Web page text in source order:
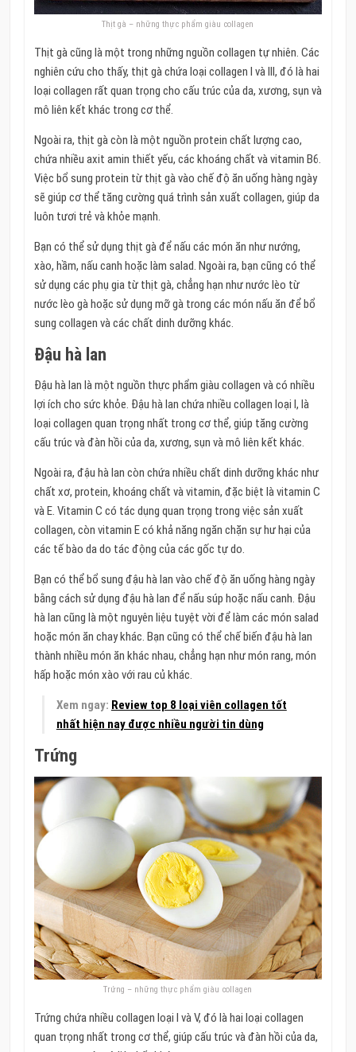
Thịt gà – những thực phẩm giàu collagen
Thịt gà cũng là một trong những nguồn collagen tự nhiên. Các
nghiên cứu cho thấy, thịt gà chứa loại collagen I và III, đó là hai
loại collagen rất quan trọng cho cấu trúc của da, xương, sụn và
mô liên kết khác trong cơ thể.
Ngoài ra, thịt gà còn là một nguồn protein chất lượng cao,
chứa nhiều axit amin thiết yếu, các khoáng chất và vitamin B6.
Việc bổ sung protein từ thịt gà vào chế độ ăn uống hàng ngày
sẽ giúp cơ thể tăng cường quá trình sản xuất collagen, giúp da
luôn tươi trẻ và khỏe mạnh.
Bạn có thể sử dụng thịt gà để nấu các món ăn như nướng,
xào, hầm, nấu canh hoặc làm salad. Ngoài ra, bạn cũng có thể
sử dụng các phụ gia từ thịt gà, chẳng hạn như nước lèo từ
nước lèo gà hoặc sử dụng mỡ gà trong các món nấu ăn để bổ
sung collagen và các chất dinh dưỡng khác.
Đậu hà lan
Đậu hà lan là một nguồn thực phẩm giàu collagen và có nhiều
lợi ích cho sức khỏe. Đậu hà lan chứa nhiều collagen loại I, là
loại collagen quan trọng nhất trong cơ thể, giúp tăng cường
cấu trúc và đàn hồi của da, xương, sụn và mô liên kết khác.
Ngoài ra, đậu hà lan còn chứa nhiều chất dinh dưỡng khác như
chất xơ, protein, khoáng chất và vitamin, đặc biệt là vitamin C
và E. Vitamin C có tác dụng quan trọng trong việc sản xuất
collagen, còn vitamin E có khả năng ngăn chặn sự hư hại của
các tế bào da do tác động của các gốc tự do.
Bạn có thể bổ sung đậu hà lan vào chế độ ăn uống hàng ngày
bằng cách sử dụng đậu hà lan để nấu súp hoặc nấu canh. Đậu
hà lan cũng là một nguyên liệu tuyệt vời để làm các món salad
hoặc món ăn chay khác. Bạn cũng có thể chế biến đậu hà lan
thành nhiều món ăn khác nhau, chẳng hạn như món rang, món
hấp hoặc món xào với rau củ khác.
Xem ngay: Review top 8 loại viên collagen tốt
nhất hiện nay được nhiều người tin dùng
Trứng
Trứng – những thực phẩm giàu collagen
Trứng chứa nhiều collagen loại I và V, đó là hai loại collagen
quan trọng nhất trong cơ thể, giúp cấu trúc và đàn hồi của da,